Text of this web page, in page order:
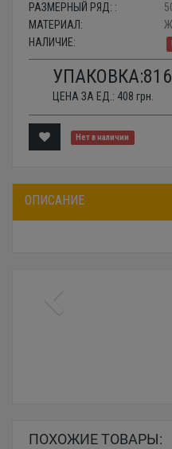
РАЗМЕРНЫЙ РЯД: :
МАТЕРИАЛ:
НАЛИЧИЕ:
УПАКОВКА:816
ЦЕНА ЗА ЕД.: 408 грн.
Нет в наличии
ОПИСАНИЕ
ПОХОЖИЕ ТОВАРЫ: